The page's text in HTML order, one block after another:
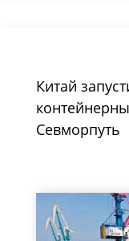
Китай
Севморпуть